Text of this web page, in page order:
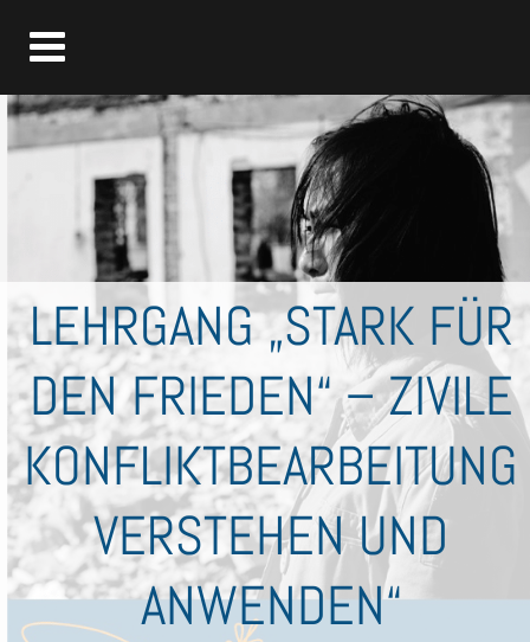
LEHRGANG „STARK FÜR
DEN FRIEDEN“ – ZIVILE
KONFLIKTBEARBEITUNG
VERSTEHEN UND
ANWENDEN“